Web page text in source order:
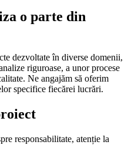
o parte din
dezvoltate în diverse domenii,
riguroase, a unor procese
Ne angajăm să oferim
specifice fiecărei lucrări.
responsabilitate, atenție la